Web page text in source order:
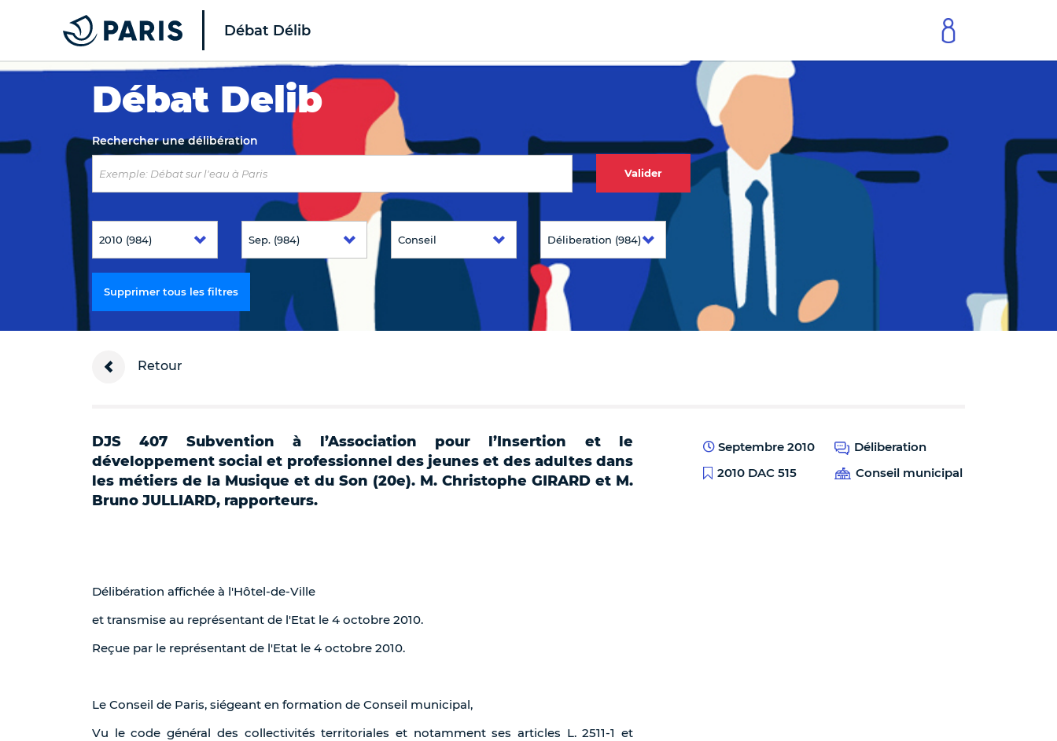
Top of the page
Débat Délib
Débat Delib
Rechercher une délibération
Valider
Supprimer tous les filtres
Retour
DJS 407 Subvention à l’Association pour l’Insertion et le
développement social et professionnel des jeunes et des adultes dans
les métiers de la Musique et du Son (20e). M. Christophe GIRARD et M.
Bruno JULLIARD, rapporteurs.
Délibération affichée à l'Hôtel-de-Ville
et transmise au représentant de l'Etat le 4 octobre 2010.
Reçue par le représentant de l'Etat le 4 octobre 2010.
Le Conseil de Paris, siégeant en formation de Conseil municipal,
Vu le code général des collectivités territoriales et notamment ses articles L. 2511-1 et
Septembre 2010
Déliberation
2010 DAC 515
Conseil municipal